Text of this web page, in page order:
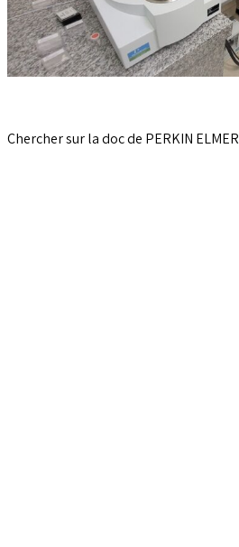
Chercher sur la doc de PERKIN ELMER